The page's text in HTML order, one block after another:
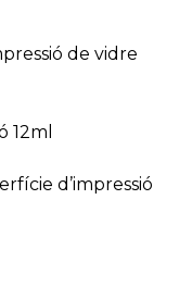
de vidre
12ml
d’impressió